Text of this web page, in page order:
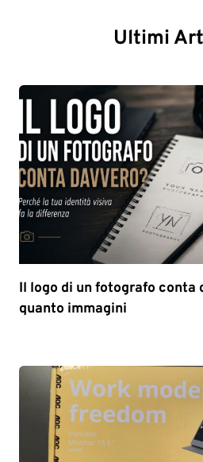
Ultimi
Il logo di un fotografo conta
quanto immagini